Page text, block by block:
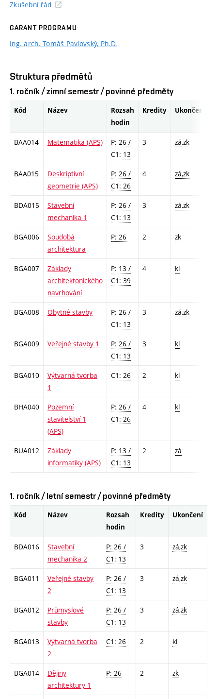
Zkušební řád
GARANT PROGRAMU
Ing. arch. Tomáš Pavlovský, Ph.D.
Struktura předmětů
1. ročník / zimní semestr / povinné předměty
Kód Název
Rozsah
hodin
Kredity Ukončení
BAA014 Matematika (APS)
P: 26 /
C1: 13
3 zá,zk
BAA015
Deskriptivní
geometrie (APS)
P: 26 /
C1: 26
4 zá,zk
BDA015
Stavební
mechanika 1
P: 26 /
C1: 13
3 zá,zk
BGA006
Soudobá
architektura
P: 26 2 zk
BGA007
Základy
architektonického
navrhování
P: 13 /
C1: 39
4 kl
BGA008 Obytné stavby
P: 26 /
C1: 13
3 zá,zk
BGA009 Veřejné stavby 1
P: 26 /
C1: 13
3 kl
BGA010
Výtvarná tvorba
1
C1: 26 2 kl
BHA040
Pozemní
stavitelství 1
(APS)
P: 26 /
C1: 26
4 kl
BUA012
Základy
informatiky (APS)
P: 13 /
C1: 13
2 zá
1. ročník / letní semestr / povinné předměty
Kód Název
Rozsah
hodin
Kredity Ukončení
BDA016
Stavební
mechanika 2
P: 26 /
C1: 13
3 zá,zk
BGA011
Veřejné stavby
2
P: 26 /
C1: 13
3 zá,zk
BGA012
Průmyslové
stavby
P: 26 /
C1: 13
3 zá,zk
BGA013
Výtvarná tvorba
2
C1: 26 2 kl
BGA014
Dějiny
architektury 1
P: 26 2 zk